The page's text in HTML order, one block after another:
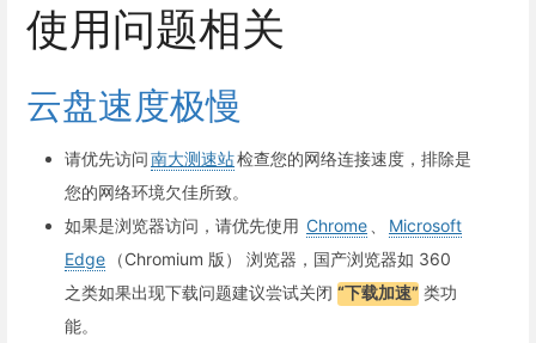
使用问题相关
云盘速度极慢
请优先访问南大测速站检查您的网络连接速度，排除是
您的网络环境欠佳所致。
如果是浏览器访问，请优先使用 Chrome
Microsoft
Edge
（Chromium 版） 浏览器，国产浏览器如 360
之类如果出现下载问题建议尝试关闭 “下载加速” 类功
能。